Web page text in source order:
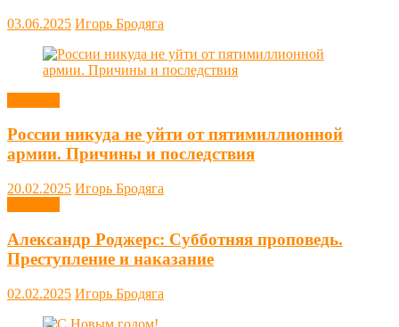
03.06.2025 Игорь Бродяга
России никуда не уйти от пятимиллионной
армии. Причины и последствия
20.02.2025 Игорь Бродяга
Александр Роджерс: Субботняя проповедь.
Преступление и наказание
02.02.2025 Игорь Бродяга